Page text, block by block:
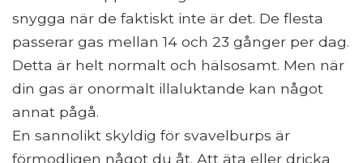
snygga när de faktiskt inte är det. De flesta
passerar gas mellan 14 och 23 gånger per dag.
Detta är helt normalt och hälsosamt. Men när
din gas är onormalt illaluktande kan något
annat pågå.
En sannolikt skyldig för svavelburps är
förmodligen något du åt. Att äta eller dricka